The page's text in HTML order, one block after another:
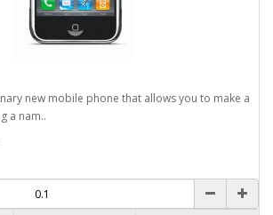
new mobile phone that allows you to make a
a nam..